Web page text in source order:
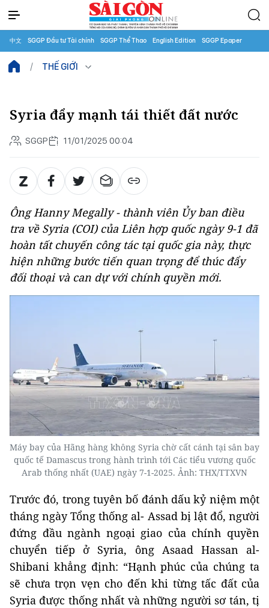
中文 SGGP Đầu tư Tài chính SGGP Thể Thao English Edition SGGP Epaper
THẾ GIỚI
Syria đẩy mạnh tái thiết đất nước
SGGP 11/01/2025 00:04
Ông Hanny Megally - thành viên Ủy ban điều
tra về Syria (COI) của Liên hợp quốc ngày 9-1 đã
hoàn tất chuyến công tác tại quốc gia này, thực
hiện những bước tiến quan trọng để thúc đẩy
đối thoại và can dự với chính quyền mới.
Máy bay của Hãng hàng không Syria chờ cất cánh tại sân bay
quốc tế Damascus trong hành trình tới Các tiểu vương quốc
Arab thống nhất (UAE) ngày 7-1-2025. Ảnh: THX/TTXVN
Trước đó, trong tuyên bố đánh dấu kỷ niệm một
tháng ngày Tổng thống al- Assad bị lật đổ, người
đứng đầu ngành ngoại giao của chính quyền
chuyển tiếp ở Syria, ông Asaad Hassan al-
Shibani khẳng định: “Hạnh phúc của chúng ta
sẽ chưa trọn vẹn cho đến khi từng tấc đất của
Syria được thống nhất và những người sơ tán, tị